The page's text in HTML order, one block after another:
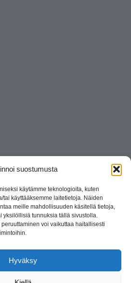
suostumusta
käytämme teknologioita, kuten
tai käyttääksemme laitetietoja. Näiden
meille mahdollisuuden käsitellä tietoja,
yksilöllisiä tunnuksia tällä sivustolla.
voi vaikuttaa haitallisesti
Hyväksy